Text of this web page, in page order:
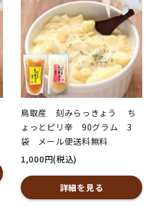
鳥取産 刻みらっきょう ち
ょっとピリ辛 90グラム 3
袋 メール便送料無料
1,000円(税込)
詳細を見る